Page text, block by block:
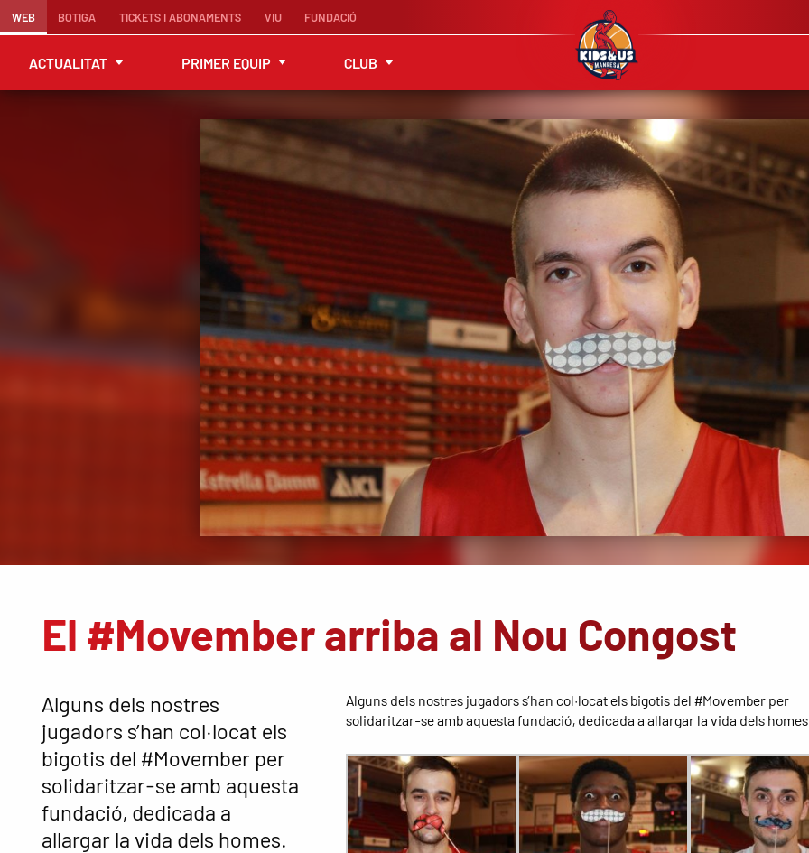
WEB BOTIGA TICKETS I ABONAMENTS VIU FUNDACIÓ
ACTUALITAT PRIMER EQUIP CLUB
El #Movember arriba al Nou Congost
Alguns dels nostres
jugadors s’han col·locat els
bigotis del #Movember per
solidaritzar-se amb aquesta
fundació, dedicada a
allargar la vida dels homes.
Alguns dels nostres jugadors s’han col·locat els bigotis del #Movember per
solidaritzar-se amb aquesta fundació, dedicada a allargar la vida dels